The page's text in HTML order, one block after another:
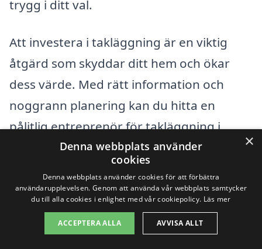
trygg i ditt val.
Att investera i takläggning är en viktig
åtgärd som skyddar ditt hem och ökar
dess värde. Med rätt information och
noggrann planering kan du hitta en
pålitlig entreprenör för takläggning i
Sjögestad som hjälper dig att förverkliga
dina visioner för ditt tak.
Få 3 erbjudanden, gratis och utan
förpliktelser
×
Denna webbplats använder
cookies
Denna webbplats använder cookies för att förbättra
användarupplevelsen. Genom att använda vår webbplats samtycker
du till alla cookies i enlighet med vår cookiepolicy. Läs mer
ACCEPTERA ALLA AVVISA ALLT